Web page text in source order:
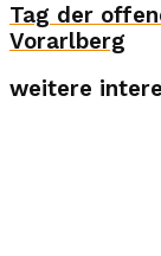
Tag der
Vorarlberg
weitere